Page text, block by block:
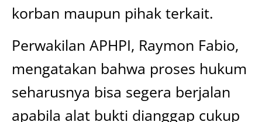
korban maupun pihak terkait.
Perwakilan APHPI, Raymon Fabio,
mengatakan bahwa proses hukum
seharusnya bisa segera berjalan
apabila alat bukti dianggap cukup